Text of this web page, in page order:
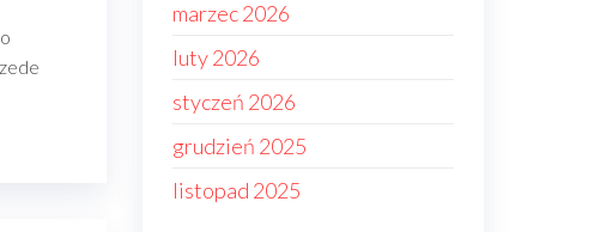
marzec 2026
luty 2026
styczeń 2026
grudzień 2025
listopad 2025